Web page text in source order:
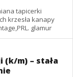
tapicerki
kanapy
sofy fotele .renowacja mebli vintage,PRL. glamur
m) – stała